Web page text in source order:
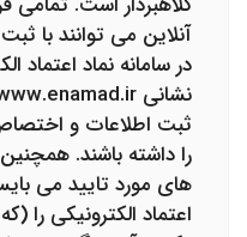
آنلاین می توانند با ثبت
در سامانه نماد اعتماد
ثبت اطلاعات و
را داشته باشند.
های مورد تایید می
اعتماد الکترونیکی را